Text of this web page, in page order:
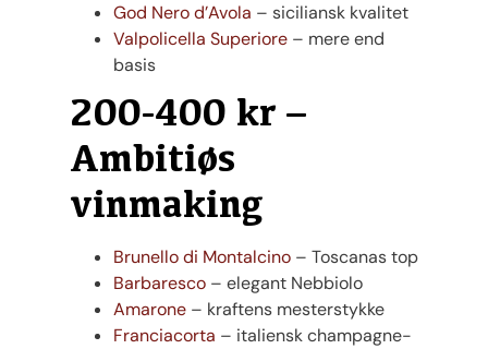
God Nero d’Avola – siciliansk kvalitet
Valpolicella Superiore – mere end
basis
200-400 kr –
Ambitiøs
vinmaking
Brunello di Montalcino – Toscanas top
Barbaresco – elegant Nebbiolo
Amarone – kraftens mesterstykke
Franciacorta – italiensk champagne-